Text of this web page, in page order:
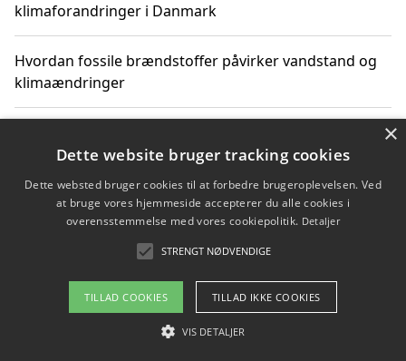
klimaforandringer i Danmark
Hvordan fossile brændstoffer påvirker vandstand og
klimaændringer
vores perspektiv
Copyright 2026 - Pilanto Aps
Om / kontakt
×
Dette website bruger tracking cookies
Dette websted bruger cookies til at forbedre brugeroplevelsen. Ved
at bruge vores hjemmeside accepterer du alle cookies i
overensstemmelse med vores cookiepolitik. Detaljer
STRENGT NØDVENDIGE
TILLAD COOKIES TILLAD IKKE COOKIES
VIS DETALJER